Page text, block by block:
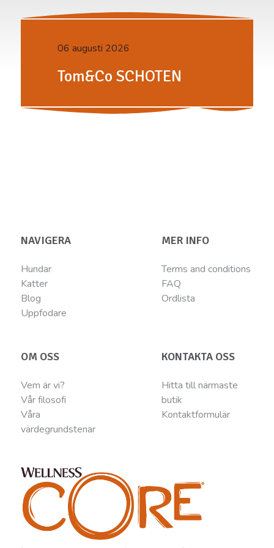
06 augusti 2026
Tom&Co SCHOTEN
NAVIGERA
Hundar
Katter
Blog
Uppfodare
MER INFO
Terms and conditions
FAQ
Ordlista
OM OSS
Vem är vi?
Vår filosofi
Våra
värdegrundstenar
KONTAKTA OSS
Hitta till närmaste
butik
Kontaktformulär